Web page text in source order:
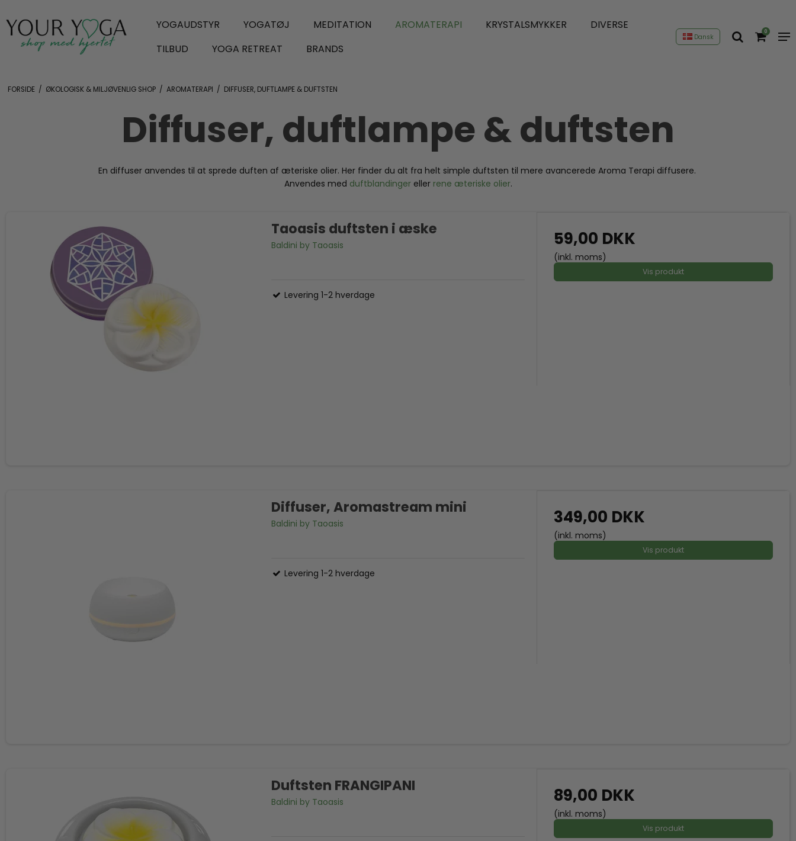
YOGAUDSTYR YOGATØJ MEDITATION AROMATERAPI KRYSTALSMYKKER
DIVERSE
TILBUD
YOGA RETREAT BRANDS
Dansk
0
FORSIDE / ØKOLOGISK & MILJØVENLIG SHOP / AROMATERAPI / DIFFUSER, DUFTLAMPE & DUFTSTEN
Diffuser, duftlampe & duftsten
En diffuser anvendes til at sprede duften af æteriske olier. Her finder du alt fra helt simple duftsten til mere avancerede Aroma Terapi diffusere.
Anvendes med duftblandingereller rene æteriske olier.
Taoasis duftsten i æske
Baldini by Taoasis
Levering 1-2 hverdage
59,00 DKK
(inkl. moms)
Vis produkt
Diffuser, Aromastream mini
Baldini by Taoasis
Levering 1-2 hverdage
349,00 DKK
(inkl. moms)
Vis produkt
Duftsten FRANGIPANI
Baldini by Taoasis 89,00 DKK
(inkl. moms)
Vis produkt